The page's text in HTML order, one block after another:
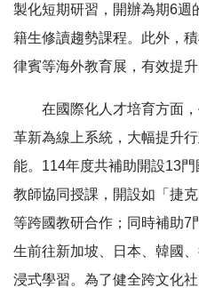
製化短期研習，開辦為期6週
籍生修讀趨勢課程。此外，
律賓等海外教育展，有效提
在國際化人才培育方面
革新為線上系統，大幅提升
能。114年度共補助開設13
教師協同授課，開設如「捷
等跨國教研合作；同時補助7
生前往新加坡、日本、韓國
浸式學習。為了健全跨文化